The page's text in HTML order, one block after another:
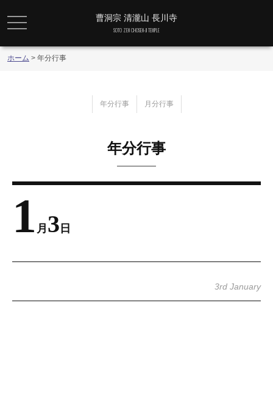
曹洞宗 清瀧山 長川寺
SOTO ZEN CHOSEN-JI TEMPLE
ホーム > 年分行事
年分行事 月分行事
年分行事
1 月 3 日
3rd January